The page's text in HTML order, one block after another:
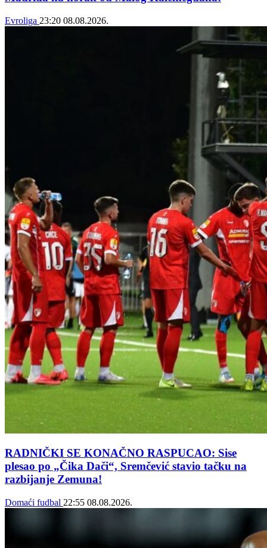
Evroliga 23:20 08.08.2026.
RADNIČKI SE KONAČNO RASPUCAO: Sise
plesao po „Čika Dači“, Sremčević stavio tačku na
razbijanje Zemuna!
Domaći fudbal 22:55 08.08.2026.